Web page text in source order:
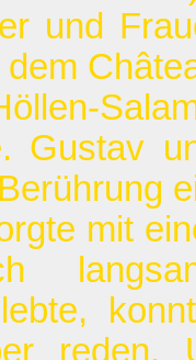
und
Gustav
mit
reden.